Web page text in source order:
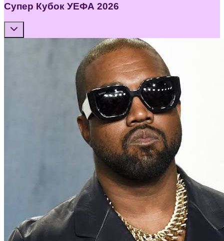
Супер Кубок УЕФА 2026